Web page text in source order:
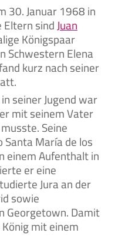
sindJuan
Königspaar
Schwestern Elena
kurz nach seiner
seiner Jugend war
mit seinem Vater
Seine
Santa María de los
einem Aufenthalt in
er eine
Jura an der
sowie
Georgetown. Damit
mit einem